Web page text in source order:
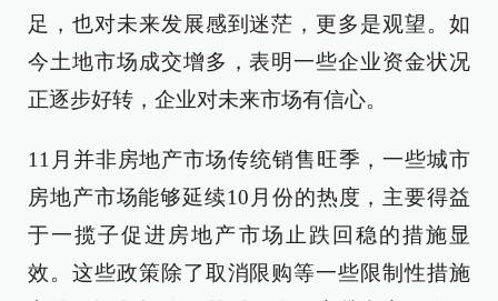
足，也对未来发展感到迷茫，更多是观望。如
今土地市场成交增多，表明一些企业资金状况
正逐步好转，企业对未来市场有信心。
11月并非房地产市场传统销售旺季，一些城市
房地产市场能够延续10月份的热度，主要得益
于一揽子促进房地产市场止跌回稳的措施显
效。这些政策除了取消限购等一些限制性措施